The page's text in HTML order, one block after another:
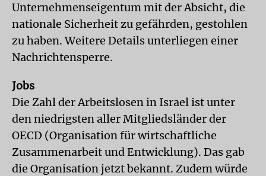
Unternehmenseigentum mit der Absicht, die
nationale Sicherheit zu gefährden, gestohlen
zu haben. Weitere Details unterliegen einer
Nachrichtensperre.
Jobs
Die Zahl der Arbeitslosen in Israel ist unter
den niedrigsten aller Mitgliedsländer der
OECD (Organisation für wirtschaftliche
Zusammenarbeit und Entwicklung). Das gab
die Organisation jetzt bekannt. Zudem würde